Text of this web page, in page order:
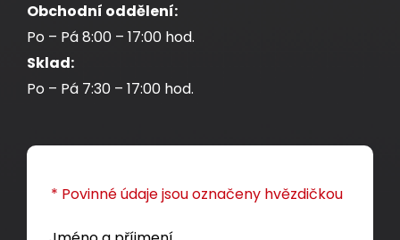
Obchodní oddělení:
Po – Pá 8:00 – 17:00 hod.
Sklad:
Po – Pá 7:30 – 17:00 hod.
* Povinné údaje jsou označeny hvězdičkou